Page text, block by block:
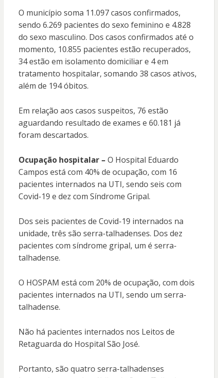
O município soma 11.097 casos confirmados,
sendo 6.269 pacientes do sexo feminino e 4.828
do sexo masculino. Dos casos confirmados até o
momento, 10.855 pacientes estão recuperados,
34 estão em isolamento domiciliar e 4 em
tratamento hospitalar, somando 38 casos ativos,
além de 194 óbitos.
Em relação aos casos suspeitos, 76 estão
aguardando resultado de exames e 60.181 já
foram descartados.
Ocupação hospitalar – O Hospital Eduardo
Campos está com 40% de ocupação, com 16
pacientes internados na UTI, sendo seis com
Covid-19 e dez com Síndrome Gripal.
Dos seis pacientes de Covid-19 internados na
unidade, três são serra-talhadenses. Dos dez
pacientes com síndrome gripal, um é serra-
talhadense.
O HOSPAM está com 20% de ocupação, com dois
pacientes internados na UTI, sendo um serra-
talhadense.
Não há pacientes internados nos Leitos de
Retaguarda do Hospital São José.
Portanto, são quatro serra-talhadenses